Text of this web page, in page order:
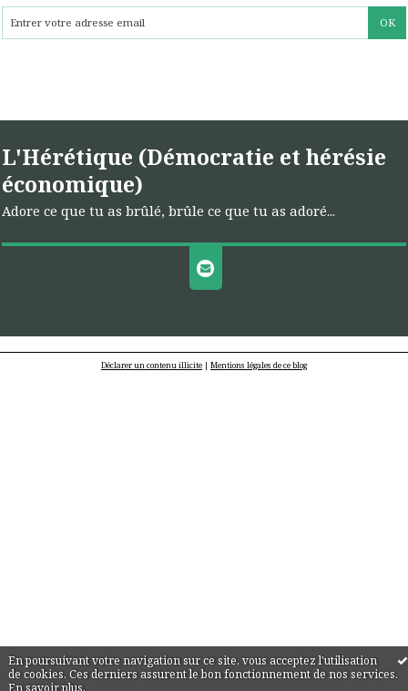
En poursuivant votre navigation sur ce site, vous acceptez l'utilisation
de cookies. Ces derniers assurent le bon fonctionnement de nos services.
En savoir plus.
L'Hérétique (Démocratie et hérésie
économique)
Adore ce que tu as brûlé, brûle ce que tu as adoré...
Déclarer un contenu illicite | Mentions légales de ce blog